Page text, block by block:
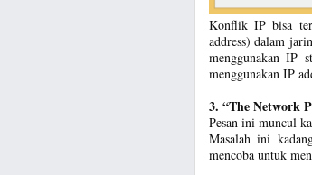
Konflik IP bisa
address) dalam
menggunakan IP
menggunakan IP
3. “The Network
Pesan ini muncul
Masalah ini
mencoba untuk